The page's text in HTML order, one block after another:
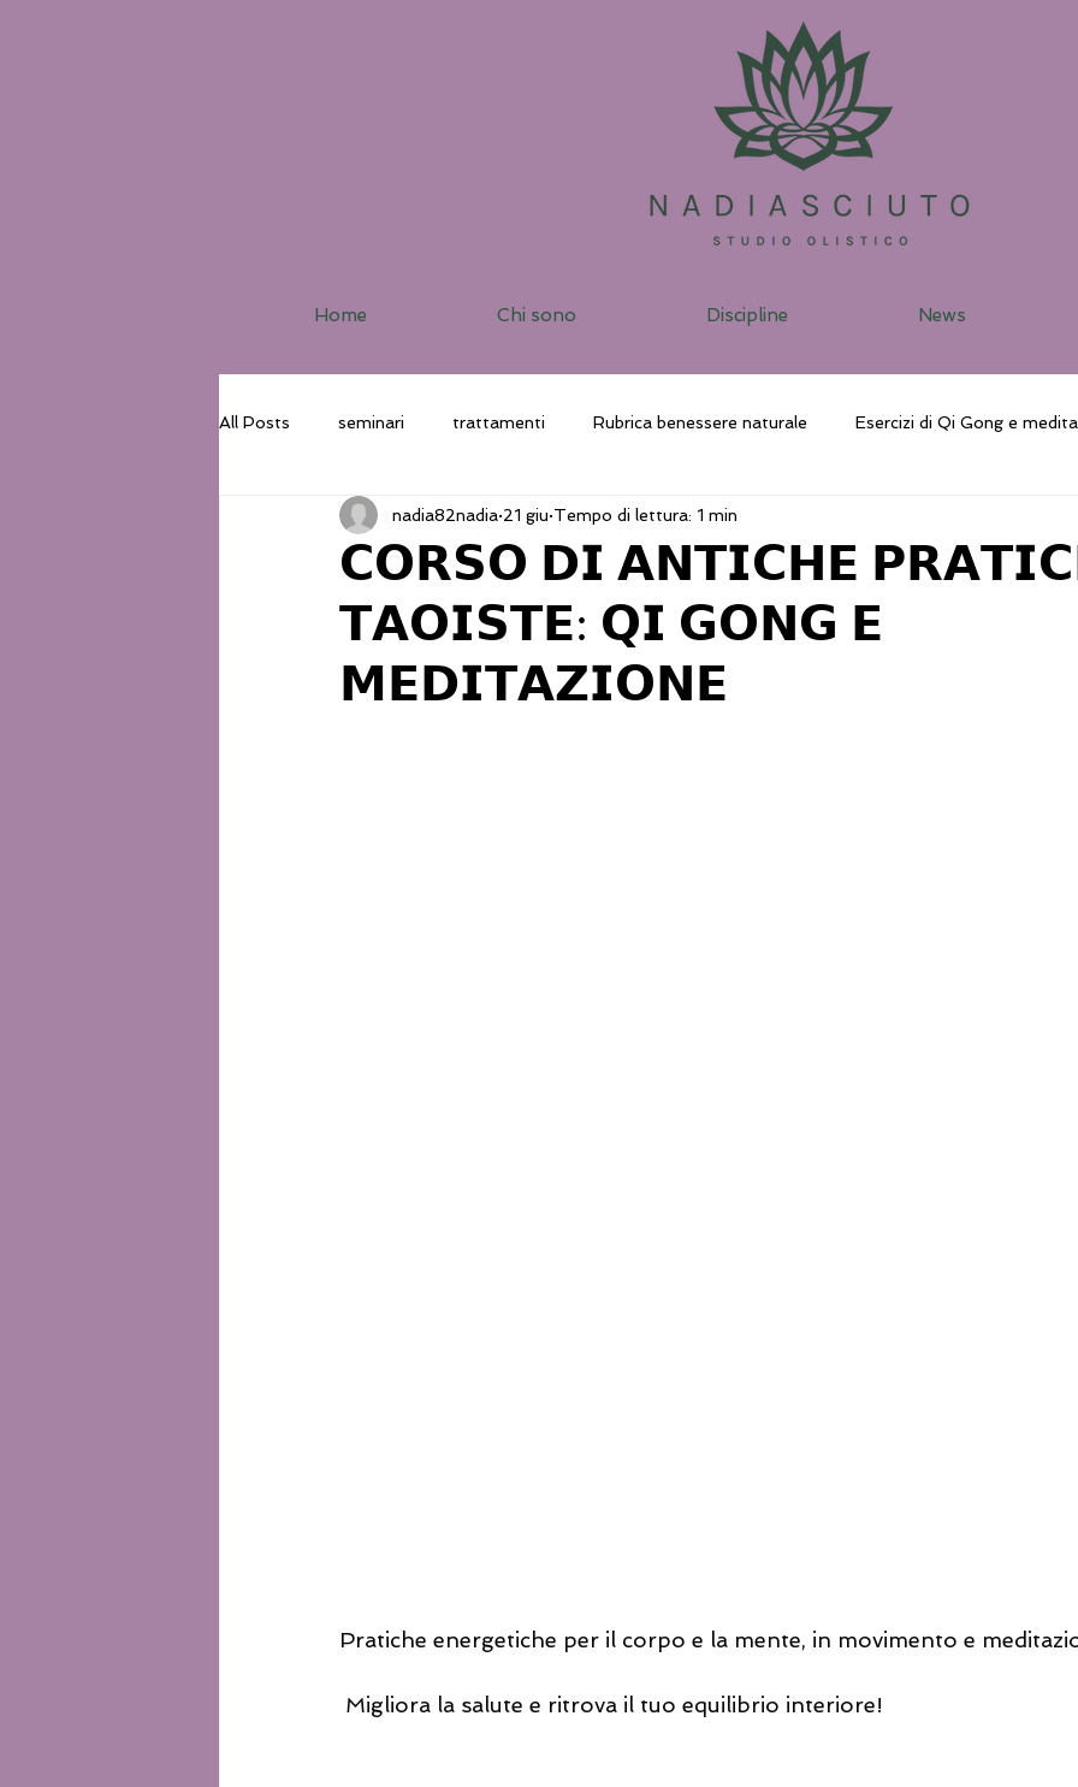
Home Chi sono Discipline News
All Posts seminari trattamenti Rubrica benessere naturale Esercizi di Qi Gong e
Pratiche Tao Viaggio vibrazionale
𝗖𝗢𝗥𝗦𝗢 𝗗𝗜 𝗔𝗡𝗧𝗜𝗖𝗛𝗘
𝗧𝗔𝗢𝗜𝗦𝗧𝗘: 𝗤𝗜 𝗚𝗢𝗡𝗚 𝗘
𝗠𝗘𝗗𝗜𝗧𝗔𝗭𝗜𝗢𝗡𝗘
nadia82nadia 21 giu Tempo di lettura: 1 min
Pratiche energetiche per il corpo e la mente, in movimento e
Migliora la salute e ritrova il tuo equilibrio interiore!